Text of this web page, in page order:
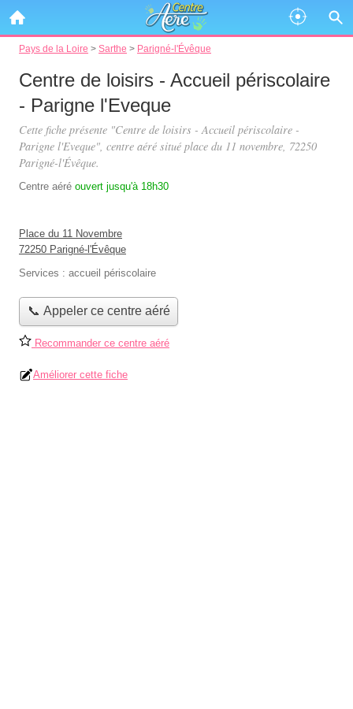
Pays de la Loire > Sarthe > Parigné-l'Évêque
Centre de loisirs - Accueil périscolaire
- Parigne l'Eveque
Cette fiche présente "Centre de loisirs - Accueil périscolaire -
Parigne l'Eveque", centre aéré situé place du 11 novembre, 72250
Parigné-l'Évêque.
Centre aéré ouvert jusqu'à 18h30
Place du 11 Novembre
72250 Parigné-l'Évêque
Services : accueil périscolaire
📞 Appeler ce centre aéré
Recommander ce centre aéré
Améliorer cette fiche